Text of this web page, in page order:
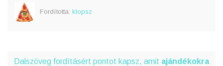
Fordította: klopsz
Dalszöveg fordításért pontot kapsz, amit ajándékokra